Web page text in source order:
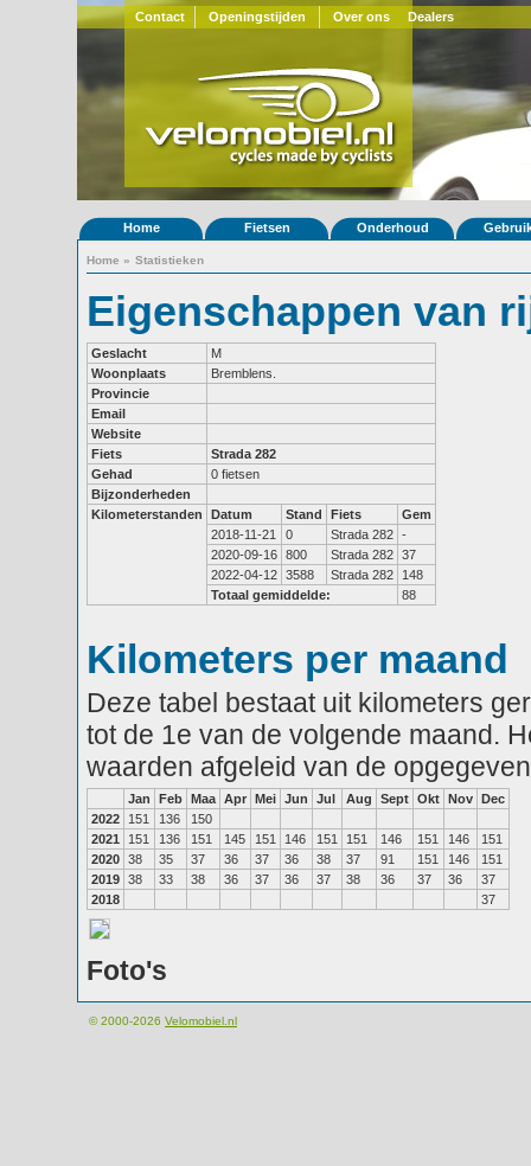
Contact Openingstijden Over ons Dealers
Home Fietsen Onderhoud
Home » Statistieken
Eigenschappen van
Geslacht
M
Woonplaats
Bremblens.
Provincie
Email
Website
Fiets
Strada 282
Gehad
0 fietsen
Bijzonderheden
Kilometerstanden
Datum Stand Fiets
Gem
2018-11-21
0 Strada 282 -
2020-09-16 800 Strada 282 37
2022-04-12 3588 Strada 282
148
Totaal gemiddelde:
88
Kilometers per maand
Deze tabel bestaat uit kilometers
tot de 1e van de volgende maand.
waarden afgeleid van de
Jan Feb Maa Apr Mei Jun Jul Aug Sept Okt Nov Dec
2022
151 136
150
2021
151 136 151 145 151 146 151 151 146 151 146
151
2020 38 35 37 36 37 36 38 37 91 151 146
151
2019 38 33 38 36 37 36 37 38 36 37 36
37
2018
37
Foto's
© 2000-2026 Velomobiel.nl